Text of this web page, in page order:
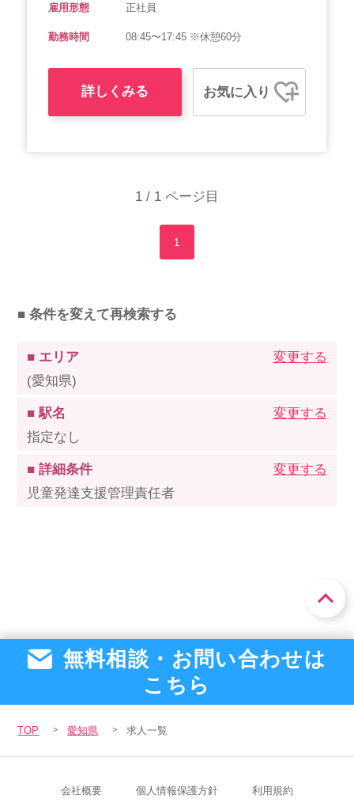
雇用形態 正社員
勤務時間 08:45〜17:45 ※休憩60分
詳しくみる お気に入り
1 / 1 ページ目
1
■ 条件を変えて再検索する
■ エリア
(愛知県)
変更する
■ 駅名
指定なし
変更する
■ 詳細条件
児童発達支援管理責任者
変更する
無料相談・お問い合わせは
こちら
TOP 愛知県 求人一覧
会社概要 個人情報保護方針 利用規約